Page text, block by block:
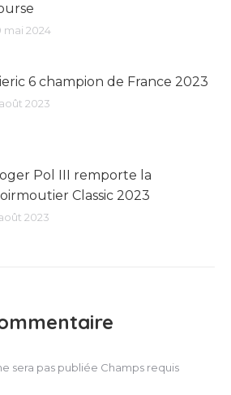
mai 2024
6 champion de France 2023
août 2023
Pol III remporte la
Classic 2023
2023
sera pas publiée Champs requis